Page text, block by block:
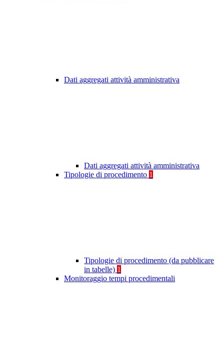
Dati aggregati attività amministrativa
Dati aggregati attività amministrativa
Tipologie di procedimento 1
Tipologie di procedimento (da pubblicare
in tabelle) 1
Monitoraggio tempi procedimentali